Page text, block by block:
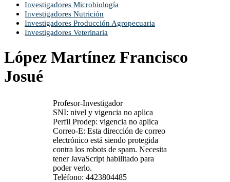
Investigadores Microbiología
Investigadores Nutrición
Investigadores Producción Agropecuaria
Investigadores Veterinaria
López Martínez Francisco
Josué
Profesor-Investigador
SNI: nivel y vigencia no aplica
Perfil Prodep: vigencia no aplica
Correo-E: Esta dirección de correo
electrónico está siendo protegida
contra los robots de spam. Necesita
tener JavaScript habilitado para
poder verlo.
Teléfono: 4423804485